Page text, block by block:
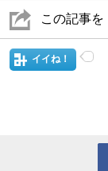
この記事を
イイね！